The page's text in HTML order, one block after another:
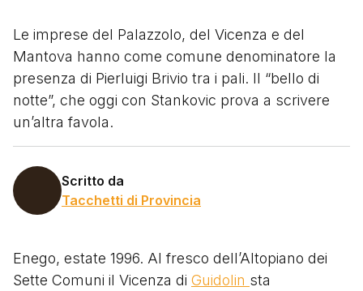
Le imprese del Palazzolo, del Vicenza e del
Mantova hanno come comune denominatore la
presenza di Pierluigi Brivio tra i pali. Il “bello di
notte”, che oggi con Stankovic prova a scrivere
un’altra favola.
Scritto da
Tacchetti di Provincia
Enego, estate 1996. Al fresco dell’Altopiano dei
Sette Comuni il Vicenza di Guidolin sta